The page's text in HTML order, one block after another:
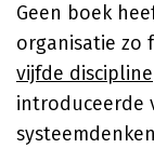
Geen boek
organisatie zo
vijfde discipline
introduceerde